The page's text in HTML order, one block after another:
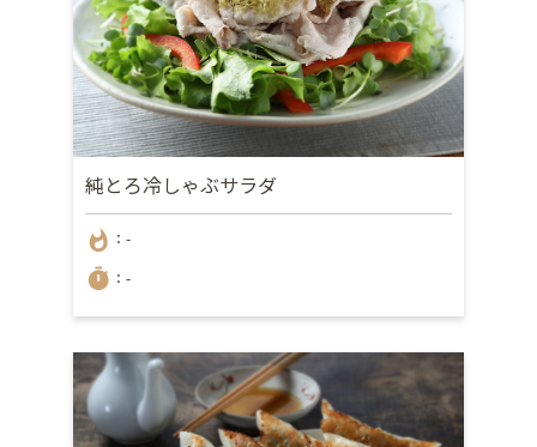
純とろ冷しゃぶサラダ
whatshot ：-
timer ：-